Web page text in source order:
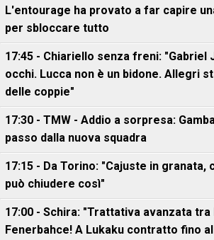
L'entourage ha provato a far capire
per sbloccare tutto
17:45 - Chiariello senza freni: "Gabriel
occhi. Lucca non è un bidone. Allegri
delle coppie"
17:30 - TMW - Addio a sorpresa:
passo dalla nuova squadra
17:15 - Da Torino: "Cajuste in
può chiudere così"
17:00 - Schira: "Trattativa avanzata tra
Fenerbahce! A Lukaku contratto fino